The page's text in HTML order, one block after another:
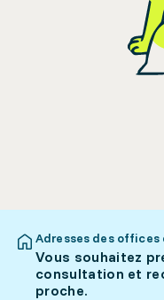
Adresses des offices
Vous souhaitez
consultation et
proche.